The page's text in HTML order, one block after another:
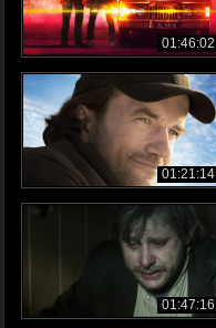
01:46:02
01:21:14
01:47:16